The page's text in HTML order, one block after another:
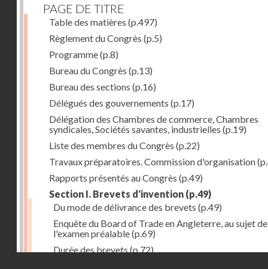
PAGE DE TITRE
Table des matières (p.497)
Règlement du Congrès (p.5)
Programme(p.8)
Bureau du Congrès (p.13)
Bureau des sections (p.16)
Délégués des gouvernements (p.17)
Délégation des Chambres de commerce, Chambres
syndicales, Sociétés savantes, industrielles (p.19)
Liste des membres du Congrès (p.22)
Travaux préparatoires. Commission d'organisation
Rapports présentés au Congrès (p.49)
Section I. Brevets d'invention (p.49)
Du mode de délivrance des brevets (p.49)
Enquête du Board of Trade en Angleterre, au sujet de
l'examen préalable(p.69)
Durée des brevets (p.72)